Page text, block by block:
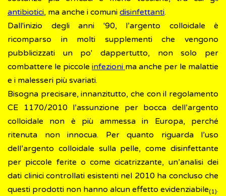
antibiotici, ma anche i comuni disinfettanti.
Dall'inizio degli anni '90, l’argento colloidale è
ricomparso in molti supplementi che vengono
pubblicizzati un po' dappertutto, non solo per
combattere le piccole infezioni ma anche per le malattie
e i malesseri più svariati.
Bisogna precisare, innanzitutto, che con il regolamento
CE 1170/2010 l’assunzione per bocca dell’argento
colloidale non è più ammessa in Europa, perché
ritenuta non innocua. Per quanto riguarda l’uso
dell’argento colloidale sulla pelle, come disinfettante
per piccole ferite o come cicatrizzante, un’analisi dei
dati clinici controllati esistenti nel 2010 ha concluso che
questi prodotti non hanno alcun effetto evidenziabile(1).